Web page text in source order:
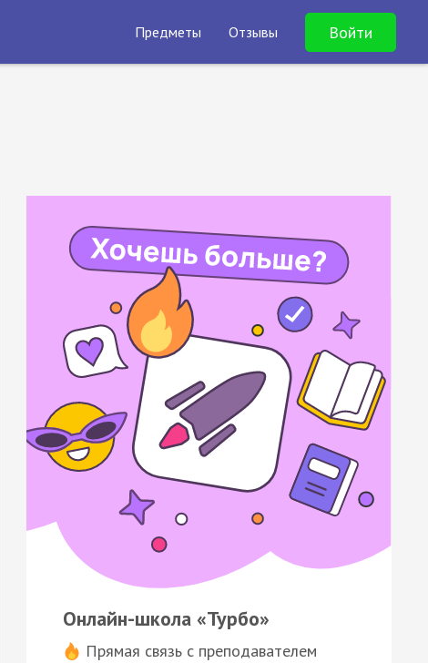
Предметы Отзывы Войти
Онлайн-школа «Турбо»
Прямая связь с преподавателем